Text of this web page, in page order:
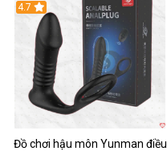
Hot
4.7
Đồ chơi hậu môn Yunman điều